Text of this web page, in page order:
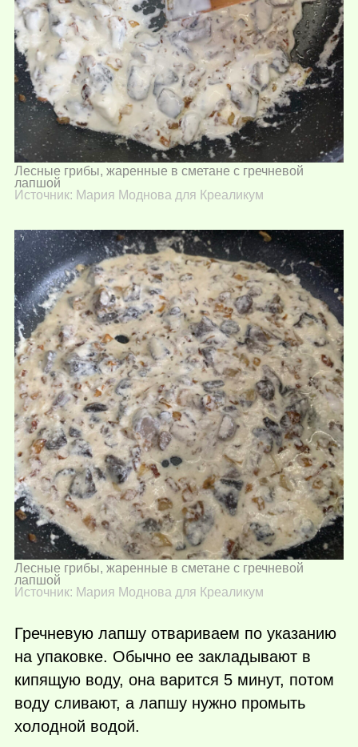
Лесные грибы, жаренные в сметане с гречневой
лапшой
Источник: Мария Моднова для Креаликум
Лесные грибы, жаренные в сметане с гречневой
лапшой
Источник: Мария Моднова для Креаликум
Гречневую лапшу отвариваем по указанию
на упаковке. Обычно ее закладывают в
кипящую воду, она варится 5 минут, потом
воду сливают, а лапшу нужно промыть
холодной водой.